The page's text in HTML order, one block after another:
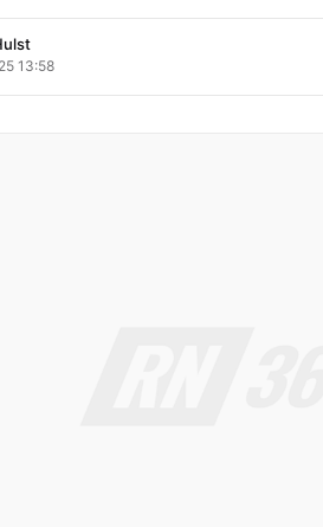
13:58